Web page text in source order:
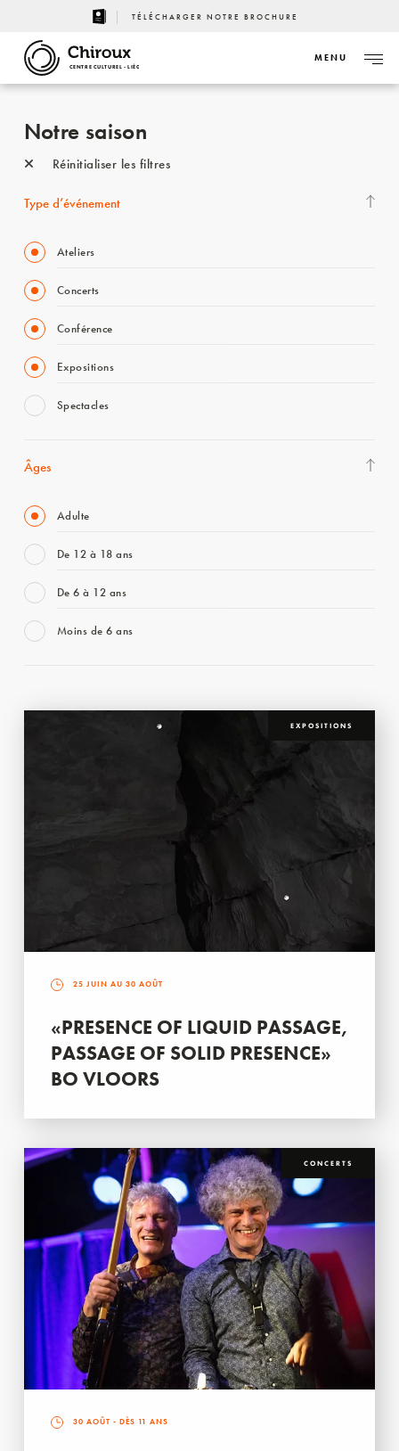
TÉLÉCHARGER NOTRE BROCHURE
CENTRE CULTUREL - LIÈGE
MENU
Notre saison
Réinitialiser les filtres
Type d’événement
Ateliers
Concerts
Conférence
Expositions
Spectacles
Âges
Adulte
De 12 à 18 ans
De 6 à 12 ans
Moins de 6 ans
EXPOSITIONS
25 JUIN AU 30 AOÛT
«PRESENCE OF LIQUID PASSAGE,
PASSAGE OF SOLID PRESENCE»
BO VLOORS
CONCERTS
30 AOÛT - DÈS 11 ANS